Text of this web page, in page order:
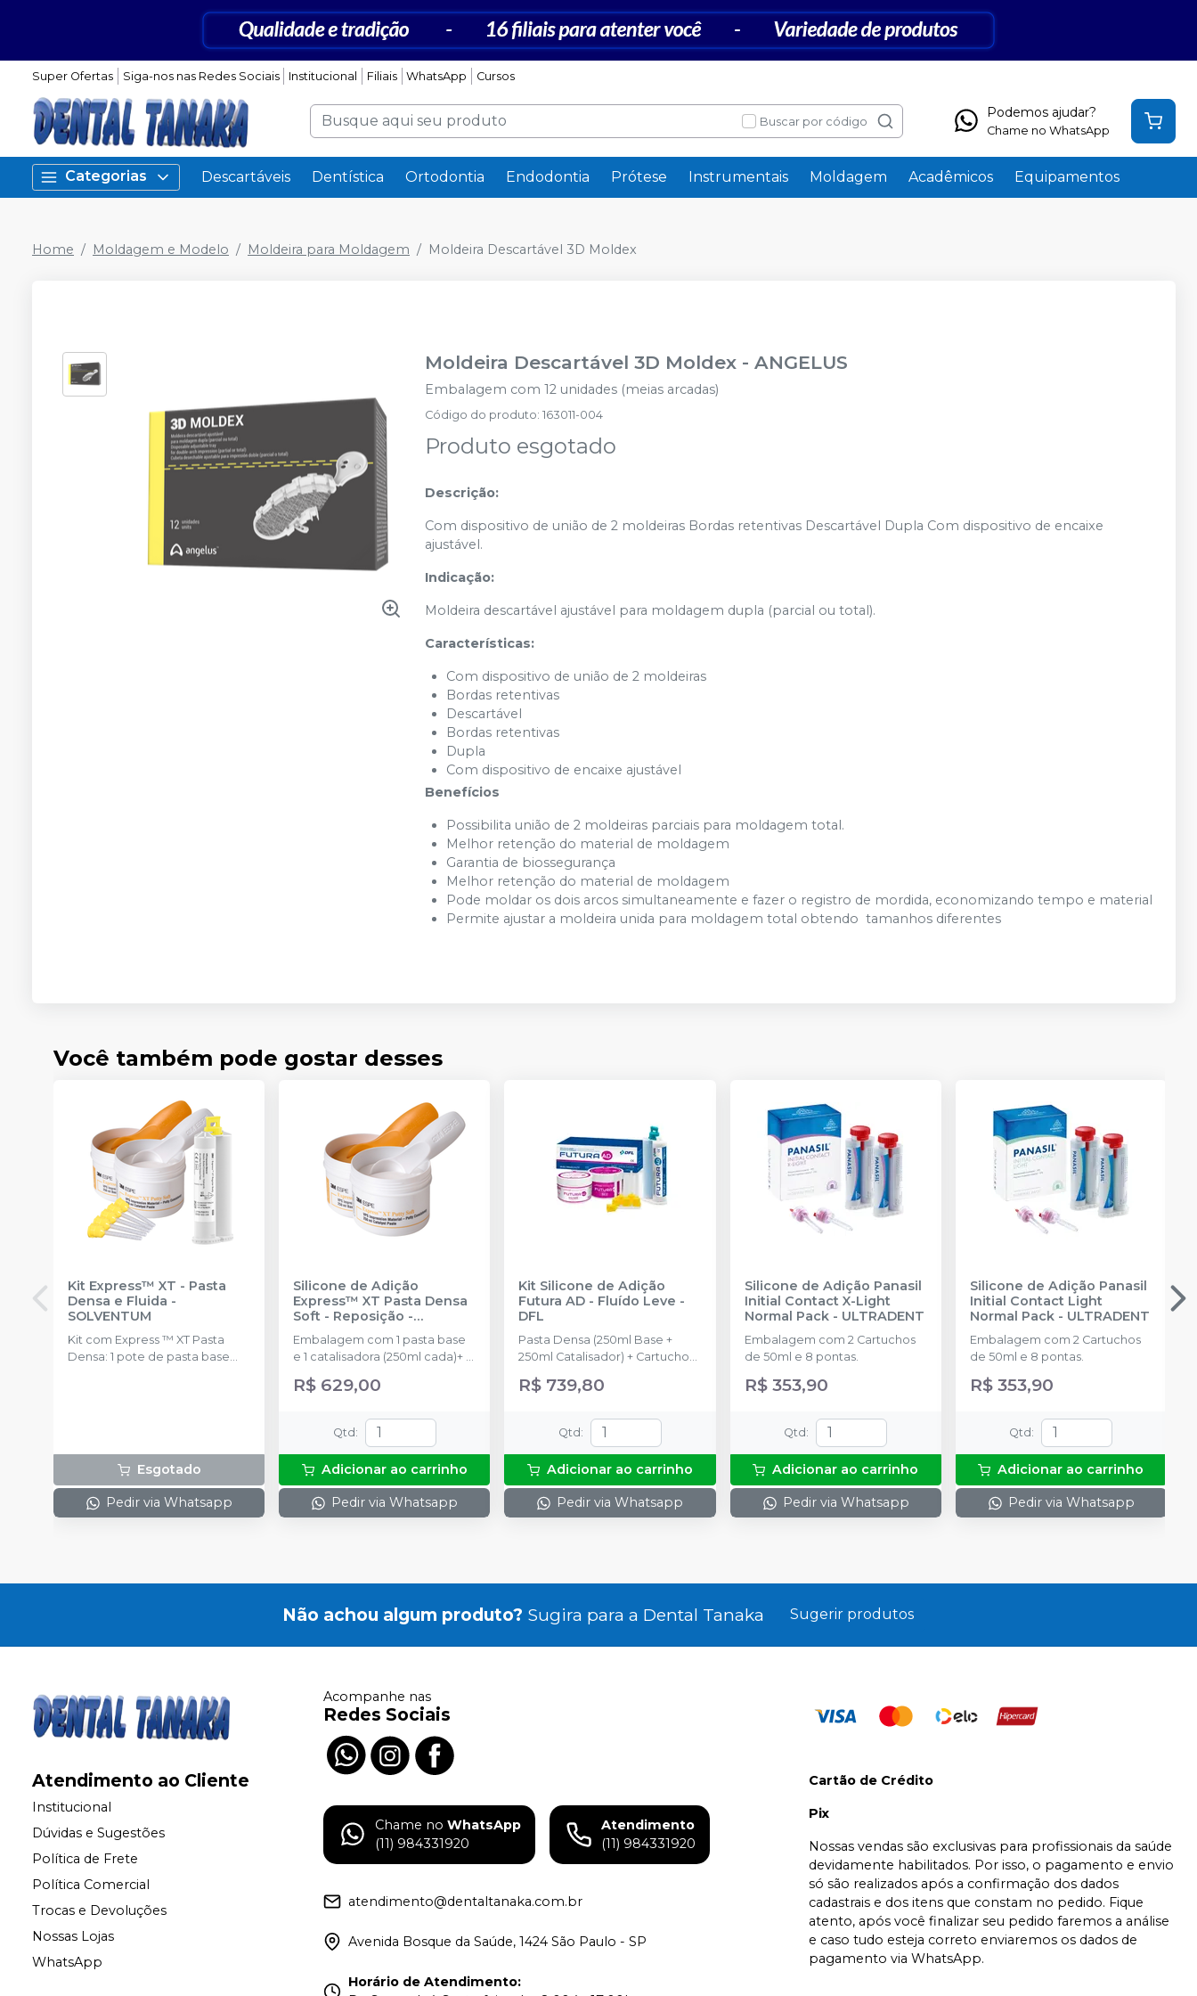
Super Ofertas Siga-nos nas Redes Sociais Institucional Filiais WhatsApp Cursos
Buscar por código
Podemos ajudar?
Chame no WhatsApp
Categorias Descartáveis Dentística Ortodontia Endodontia Prótese Instrumentais Moldagem Acadêmicos Equipamentos
Home Moldagem e Modelo Moldeira para Moldagem Moldeira Descartável 3D Moldex
Moldeira Descartável 3D Moldex -ANGELUS
Embalagem com 12 unidades (meias arcadas)
Código do produto:163011-004
Produto esgotado
Descrição:
Com dispositivo de união de 2 moldeiras Bordas retentivas Descartável Dupla Com dispositivo de encaixe
ajustável.
Indicação:
Moldeira descartável ajustável para moldagem dupla (parcial ou total).
Características:
Com dispositivo de união de 2 moldeiras
Bordas retentivas
Descartável
Bordas retentivas
Dupla
Com dispositivo de encaixe ajustável
Benefícios
Possibilita união de 2 moldeiras parciais para moldagem total.
Melhor retenção do material de moldagem
Garantia de biossegurança
Melhor retenção do material de moldagem
Pode moldar os dois arcos simultaneamente e fazer o registro de mordida, economizando tempo e material
Permite ajustar a moldeira unida para moldagem total obtendo tamanhos diferentes
Você também pode gostar desses
Kit Express™ XT - Pasta
Densa e Fluida -
SOLVENTUM
Kit com Express ™ XT Pasta
Densa: 1 pote de pasta base
(50 ml); 10 Pontas Misturadoras
Amarelas
Esgotado
Pedir via Whatsapp
Silicone de Adição
Express™ XT Pasta Densa
Soft - Reposição -
Embalagem com 1 pasta base
e 1 catalisadora (250ml cada)+ 2
R$ 629,00
Qtd :
Adicionar ao carrinho
Pedir via Whatsapp
Kit Silicone de Adição
Futura AD - Fluído Leve -
DFL
Pasta Densa (250ml Base +
250ml Catalisador) + Cartucho
Leve com 50ml + 6 pontas
R$ 739,80
Qtd :
Adicionar ao carrinho
Pedir via Whatsapp
Silicone de Adição Panasil
Initial Contact X-Light
Normal Pack- ULTRADENT
Embalagem com 2 Cartuchos
de 50ml e 8 pontas.
R$ 353,90
Qtd :
Adicionar ao carrinho
Pedir via Whatsapp
Silicone de Adição Panasil
Initial Contact Light
Normal Pack- ULTRADENT
Embalagem com 2 Cartuchos
de 50ml e 8 pontas.
R$ 353,90
Qtd :
Adicionar ao carrinho
Pedir via Whatsapp
Não achou algum produto? Sugira para a Dental Tanaka Sugerir produtos
Atendimento ao Cliente
Institucional
Dúvidas e Sugestões
Política de Frete
Política Comercial
Trocas e Devoluções
Nossas Lojas
WhatsApp
Acompanhe nas
Redes Sociais
Chame no WhatsApp
(11) 984331920
Atendimento
(11) 984331920
atendimento@dentaltanaka.com.br
Avenida Bosque da Saúde, 1424 São Paulo - SP
Horário de Atendimento:
Cartão de Crédito
Pix
Nossas vendas são exclusivas para profissionais da saúde
devidamente habilitados. Por isso, o pagamento e envio
só são realizados após a confirmação dos dados
cadastrais e dos itens que constam no pedido. Fique
atento, após você finalizar seu pedido faremos a análise
e caso tudo esteja correto enviaremos os dados de
pagamento via WhatsApp.